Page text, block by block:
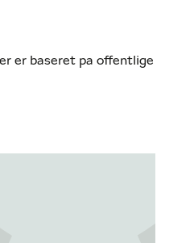
er baseret pa offentlige